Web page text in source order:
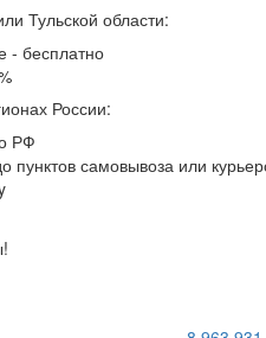
Тульской области:
- бесплатно
России:
РФ
пунктов самовывоза или